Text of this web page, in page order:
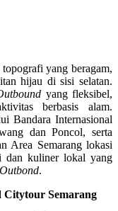
yang beragam,
hijau di sisi selatan.
yang fleksibel,
berbasis alam.
Bandara Internasional
dan Poncol, serta
Area Semarang lokasi
dan kuliner lokal yang
Outbond.
Semarang